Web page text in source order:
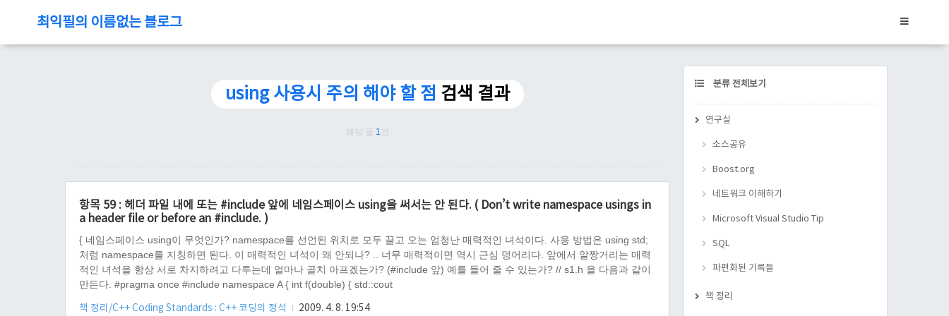
최익필의 이름없는 블로그
using 사용시 주의 해야 할 점 검색 결과
해당 글 1 건
항목 59 : 헤더 파일 내에 또는 #include 앞에 네임스페이스 using을 써서는 안 된다. ( Don’t write namespace usings in
a header file or before an #include. )
{ 네임스페이스 using이 무엇인가? namespace를 선언된 위치로 모두 끌고 오는 엄청난 매력적인 녀석이다. 사용 방법은 using std;
처럼 namespace를 지칭하면 된다. 이 매력적인 녀석이 왜 안되나? .. 너무 매력적이면 역시 근심 덩어리다. 앞에서 알짱거리는 매력
적인 녀석을 항상 서로 차지하려고 다투는데 얼마나 골치 아프겠는가? (#include 앞) 예를 들어 줄 수 있는가? // s1.h 을 다음과 같이
만든다. #pragma once #include namespace A { int f(double) { std::cout
책 정리/C++ Coding Standards : C++ 코딩의 정석 2009. 4. 8. 19:54
CATEGORY
분류 전체보기
연구실
소스공유
Boost.org
네트워크 이해하기
Microsoft Visual Studio Tip
SQL
파편화된 기록들
책 정리